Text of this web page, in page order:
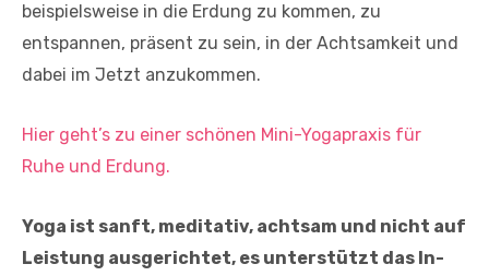
beispielsweise in die Erdung zu kommen, zu
entspannen, präsent zu sein, in der Achtsamkeit und
dabei im Jetzt anzukommen.
Hier geht’s zu einer schönen Mini-Yogapraxis für
Ruhe und Erdung.
Yoga ist sanft, meditativ, achtsam und nicht auf
Leistung ausgerichtet, es unterstützt das In-